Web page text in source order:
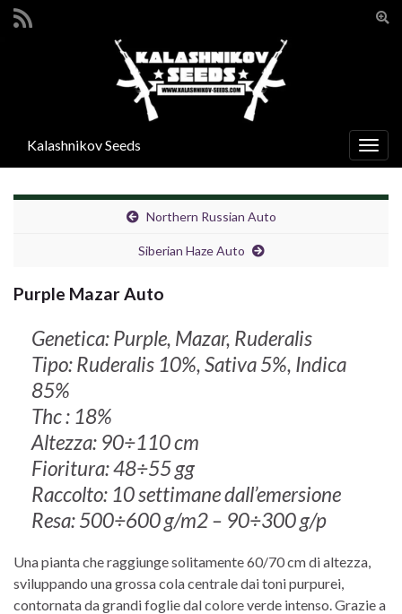
Search for:
la
Kalashnikov Seeds
Northern Russian Auto
Siberian Haze Auto
Purple Mazar Auto
Genetica: Purple, Mazar, Ruderalis
Tipo: Ruderalis 10%, Sativa 5%, Indica
85%
Thc : 18%
Altezza: 90÷110 cm
Fioritura: 48÷55 gg
Raccolto: 10 settimane dall’emersione
Resa: 500÷600 g/m2 – 90÷300 g/p
Una pianta che raggiunge solitamente 60/70 cm di altezza,
sviluppando una grossa cola centrale dai toni purpurei,
contornata da grandi foglie dal colore verde intenso. Grazie a